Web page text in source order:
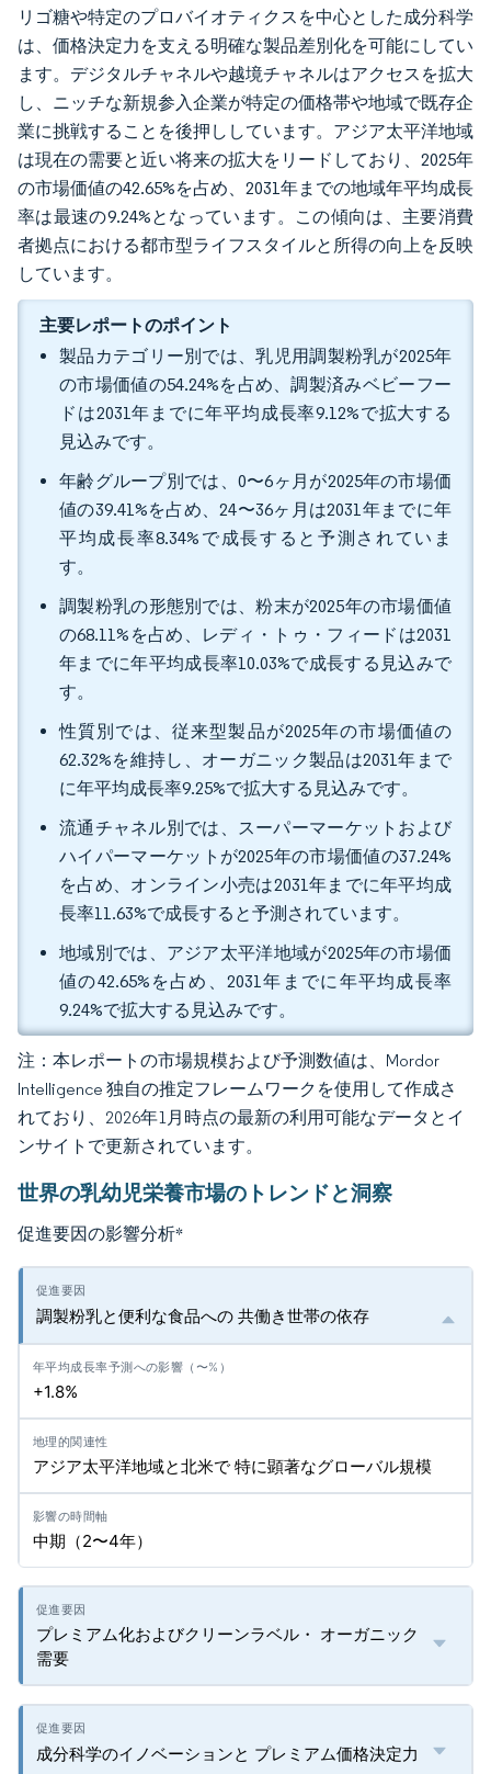
リゴ糖や特定のプロバイオティクスを中心とした成分科学
は、価格決定力を支える明確な製品差別化を可能にしてい
ます。デジタルチャネルや越境チャネルはアクセスを拡大
し、ニッチな新規参入企業が特定の価格帯や地域で既存企
業に挑戦することを後押ししています。アジア太平洋地域
は現在の需要と近い将来の拡大をリードしており、2025年
の市場価値の42.65%を占め、2031年までの地域年平均成長
率は最速の9.24%となっています。この傾向は、主要消費
者拠点における都市型ライフスタイルと所得の向上を反映
しています。
主要レポートのポイント
製品カテゴリー別では、乳児用調製粉乳が2025年
の市場価値の54.24%を占め、調製済みベビーフー
ドは2031年までに年平均成長率9.12%で拡大する
見込みです。
年齢グループ別では、0〜6ヶ月が2025年の市場価
値の39.41%を占め、24〜36ヶ月は2031年までに年
平均成長率8.34%で成長すると予測されていま
す。
調製粉乳の形態別では、粉末が2025年の市場価値
の68.11%を占め、レディ・トゥ・フィードは2031
年までに年平均成長率10.03%で成長する見込みで
す。
性質別では、従来型製品が2025年の市場価値の
62.32%を維持し、オーガニック製品は2031年まで
に年平均成長率9.25%で拡大する見込みです。
流通チャネル別では、スーパーマーケットおよび
ハイパーマーケットが2025年の市場価値の37.24%
を占め、オンライン小売は2031年までに年平均成
長率11.63%で成長すると予測されています。
地域別では、アジア太平洋地域が2025年の市場価
値の42.65%を占め、2031年までに年平均成長率
9.24%で拡大する見込みです。
注：本レポートの市場規模および予測数値は、Mordor
Intelligence 独自の推定フレームワークを使用して作成さ
れており、2026年1月時点の最新の利用可能なデータとイ
ンサイトで更新されています。
世界の乳幼児栄養市場のトレンドと洞察
促進要因の影響分析*
調製粉乳と便利な食品への 共働き世帯の依存
+1.8%
アジア太平洋地域と北米で 特に顕著なグローバル規模
中期（2〜4年）
プレミアム化およびクリーンラベル・ オーガニック
需要
成分科学のイノベーションと プレミアム価格決定力